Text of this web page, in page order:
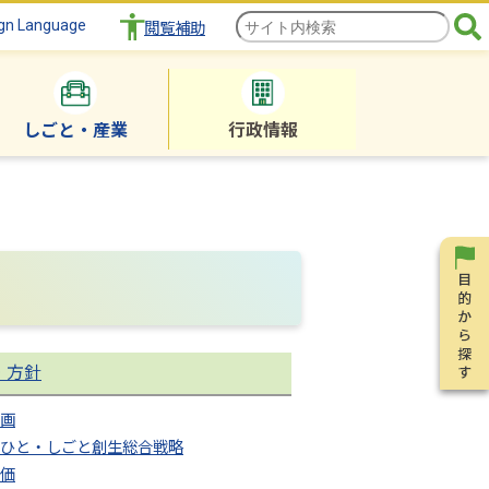
Language 閲覧補助
しごと・産業 行政情報
方針
と・しごと創生総合戦略